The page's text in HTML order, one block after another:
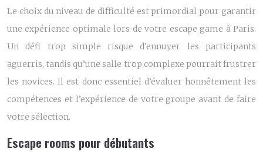
Le choix du niveau de difficulté est primordial pour garantir
une expérience optimale lors de votre escape game à Paris.
Un défi trop simple risque d’ennuyer les participants
aguerris, tandis qu’une salle trop complexe pourrait frustrer
les novices. Il est donc essentiel d’évaluer honnêtement les
compétences et l’expérience de votre groupe avant de faire
votre sélection.
Escape rooms pour débutants